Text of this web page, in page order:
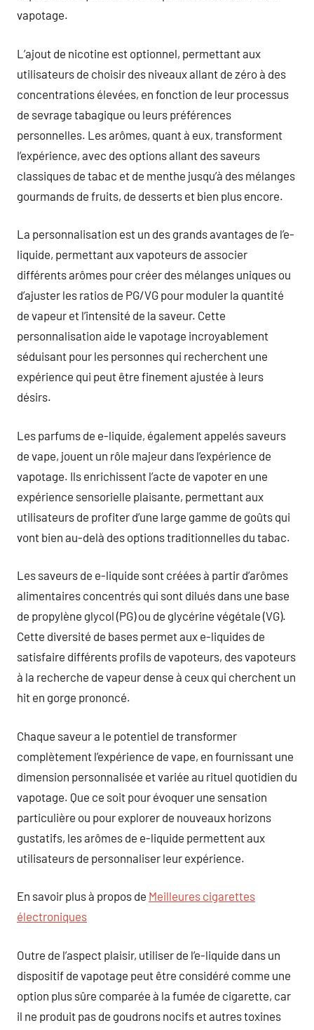
vapotage.
L’ajout de nicotine est optionnel, permettant aux
utilisateurs de choisir des niveaux allant de zéro à des
concentrations élevées, en fonction de leur processus
de sevrage tabagique ou leurs préférences
personnelles. Les arômes, quant à eux, transforment
l’expérience, avec des options allant des saveurs
classiques de tabac et de menthe jusqu’à des mélanges
gourmands de fruits, de desserts et bien plus encore.
La personnalisation est un des grands avantages de l’e-
liquide, permettant aux vapoteurs de associer
différents arômes pour créer des mélanges uniques ou
d’ajuster les ratios de PG/VG pour moduler la quantité
de vapeur et l’intensité de la saveur. Cette
personnalisation aide le vapotage incroyablement
séduisant pour les personnes qui recherchent une
expérience qui peut être finement ajustée à leurs
désirs.
Les parfums de e-liquide, également appelés saveurs
de vape, jouent un rôle majeur dans l’expérience de
vapotage. Ils enrichissent l’acte de vapoter en une
expérience sensorielle plaisante, permettant aux
utilisateurs de profiter d’une large gamme de goûts qui
vont bien au-delà des options traditionnelles du tabac.
Les saveurs de e-liquide sont créées à partir d’arômes
alimentaires concentrés qui sont dilués dans une base
de propylène glycol (PG) ou de glycérine végétale (VG).
Cette diversité de bases permet aux e-liquides de
satisfaire différents profils de vapoteurs, des vapoteurs
à la recherche de vapeur dense à ceux qui cherchent un
hit en gorge prononcé.
Chaque saveur a le potentiel de transformer
complètement l’expérience de vape, en fournissant une
dimension personnalisée et variée au rituel quotidien du
vapotage. Que ce soit pour évoquer une sensation
particulière ou pour explorer de nouveaux horizons
gustatifs, les arômes de e-liquide permettent aux
utilisateurs de personnaliser leur expérience.
En savoir plus à propos de Meilleures cigarettes
électroniques
Outre de l’aspect plaisir, utiliser de l’e-liquide dans un
dispositif de vapotage peut être considéré comme une
option plus sûre comparée à la fumée de cigarette, car
il ne produit pas de goudrons nocifs et autres toxines